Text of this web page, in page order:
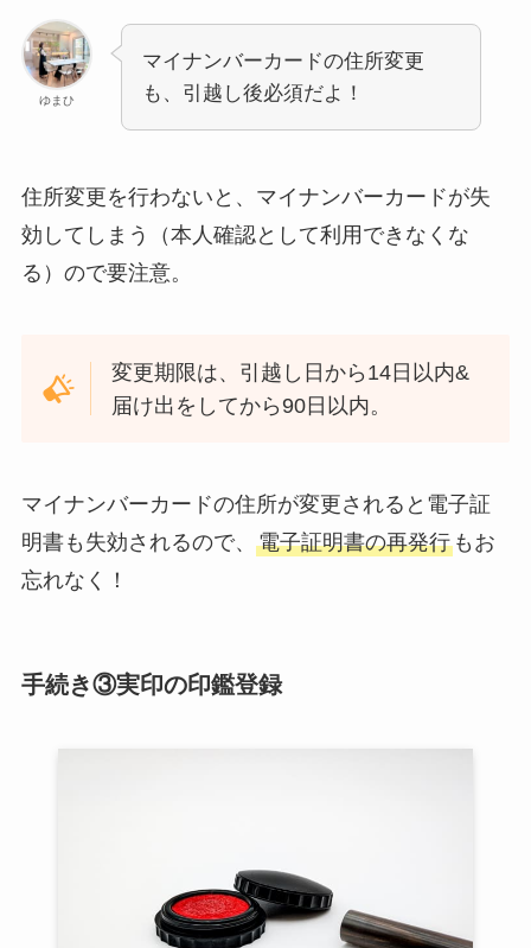
ゆまひ
マイナンバーカードの住所変更
も、引越し後必須だよ！
住所変更を行わないと、マイナンバーカードが失
効してしまう（本人確認として利用できなくな
る）ので要注意。
変更期限は、引越し日から14日以内&
届け出をしてから90日以内。
マイナンバーカードの住所が変更されると電子証
明書も失効されるので、 電子証明書の再発行もお
忘れなく！
手続き③実印の印鑑登録